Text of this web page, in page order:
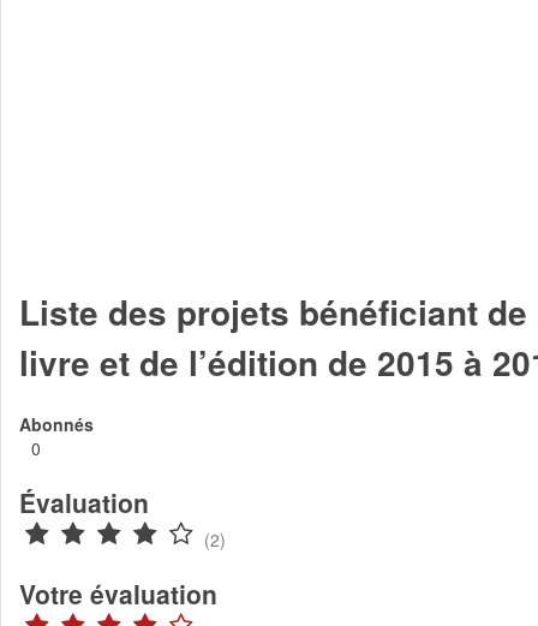
Liste des projets bénéficiant
livre et de l’édition de 2015 à
Abonnés
0
Évaluation
(2)
Votre évaluation